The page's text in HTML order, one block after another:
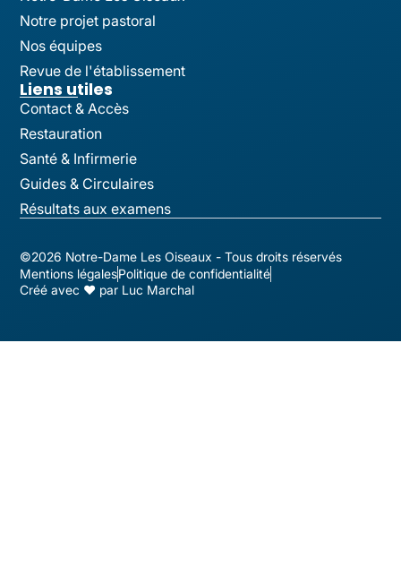
Notre projet pastoral
Nos équipes
Revue de l'établissement
Liens utiles
Contact & Accès
Restauration
Santé & Infirmerie
Guides & Circulaires
Résultats aux examens
©2026 Notre-Dame Les Oiseaux - Tous droits réservés
Mentions légalesPolitique de confidentialité
Créé avec ♥ par Luc Marchal